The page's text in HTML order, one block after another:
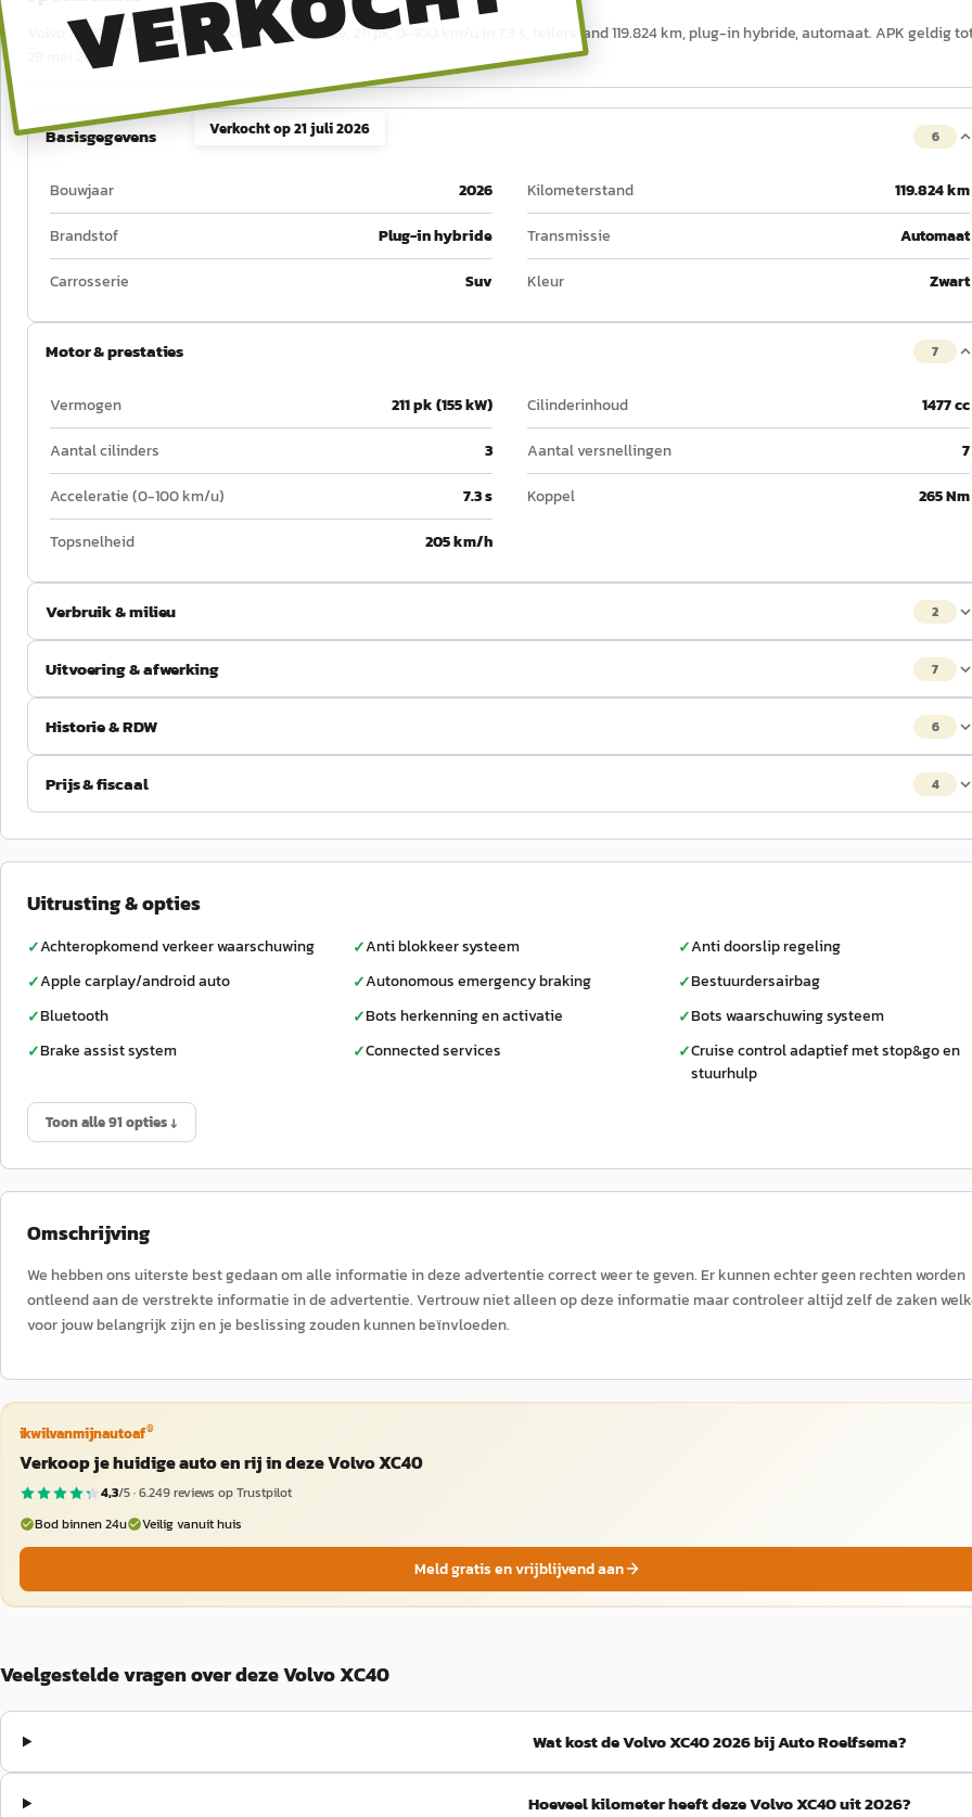
Verkocht op21 juli 2026
Volvo XC40 1.5 T4 Recharge Inscription uit 2026, 211 pk, 0–100 km/u in 7,3 s, tellerstand 119.824 km, plug-in hybride, automaat. APK geldig
28 mei 2028.
Basisgegevens 6
Bouwjaar 2026 Kilometerstand
119.824 km
Brandstof
Plug-in hybride Transmissie
Automaat
Carrosserie
Suv Kleur Zwart
Motor & prestaties 7
Vermogen 211 pk (155 kW) Cilinderinhoud
1477 cc
Aantal cilinders
3 Aantal versnellingen
7
Acceleratie (0-100 km/u)
7.3 s Koppel
265 Nm
Topsnelheid
205 km/h
Verbruik & milieu 2
Uitvoering & afwerking 7
Historie & RDW 6
Prijs & fiscaal 4
Uitrusting & opties
✓Achteropkomend verkeer waarschuwing ✓Anti blokkeer systeem ✓Anti doorslip regeling
✓Apple carplay/android auto ✓Autonomous emergency braking ✓Bestuurdersairbag
✓Bluetooth ✓Bots herkenning en activatie ✓Bots waarschuwing systeem
✓Brake assist system ✓Connected services ✓Cruise control adaptief met stop&go en
stuurhulp
Toon alle 91 opties ↓
Omschrijving
We hebben ons uiterste best gedaan om alle informatie in deze advertentie correct weer te geven. Er kunnen echter geen rechten worden
ontleend aan de verstrekte informatie in de advertentie. Vertrouw niet alleen op deze informatie maar controleer altijd zelf de zaken
voor jouw belangrijk zijn en je beslissing zouden kunnen beïnvloeden.
ikwilvanmijnautoaf®
Verkoop je huidige auto en rij in deze Volvo XC40
4,3/5 ·6.249reviews op Trustpilot
Bod binnen 24u
Veilig vanuit huis
Meld gratis en vrijblijvend aan
Veelgestelde vragen over deze Volvo XC40
Wat kost de Volvo XC40 2026 bij Auto Roelfsema?
Hoeveel kilometer heeft deze Volvo XC40 uit 2026?